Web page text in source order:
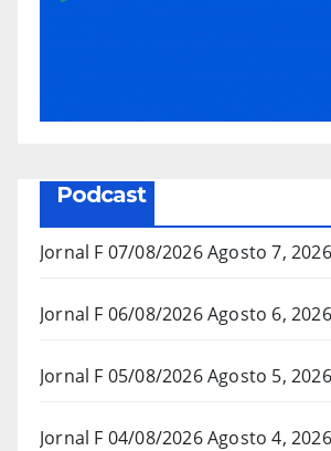
Podcast
Jornal F 07/08/2026Agosto 7, 2026
Jornal F 06/08/2026Agosto 6, 2026
Jornal F 05/08/2026Agosto 5, 2026
Jornal F 04/08/2026Agosto 4, 2026